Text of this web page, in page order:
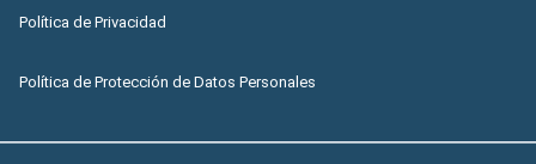
Política de Privacidad
Política de Protección de Datos Personales